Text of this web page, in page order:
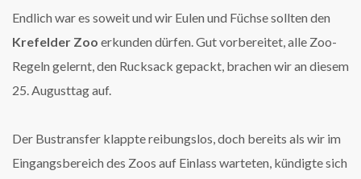
Endlich war es soweit und wir Eulen und Füchse sollten den
Krefelder Zoo erkunden dürfen. Gut vorbereitet, alle Zoo-
Regeln gelernt, den Rucksack gepackt, brachen wir an diesem
25. Augusttag auf.
Der Bustransfer klappte reibungslos, doch bereits als wir im
Eingangsbereich des Zoos auf Einlass warteten, kündigte sich